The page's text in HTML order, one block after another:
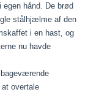
egen hånd. De brød
stålhjælme af den
i en hast, og
nu havde
overtale